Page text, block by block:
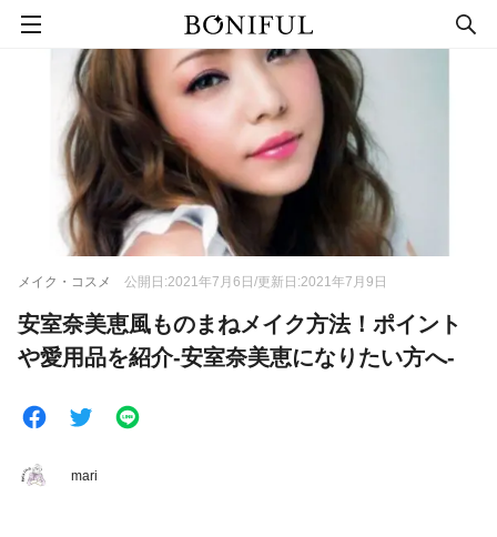
メイク・コスメ 公開日:2021年7月6日/更新日:2021年7月9日
安室奈美恵風ものまねメイク方法！ポイント
や愛用品を紹介-安室奈美恵になりたい方へ-
mari